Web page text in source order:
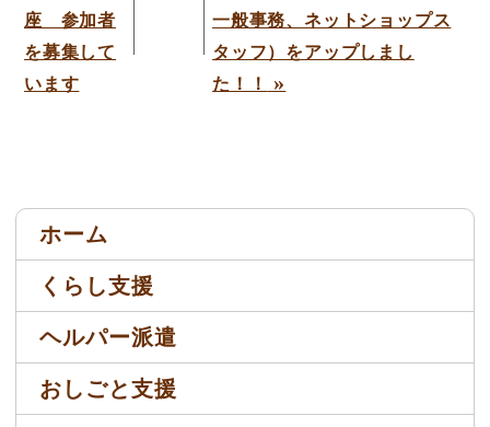
座 参加者
を募集して
います
一般事務、ネットショップス
タッフ）をアップしまし
た！！
»
ホーム
くらし支援
ヘルパー派遣
おしごと支援